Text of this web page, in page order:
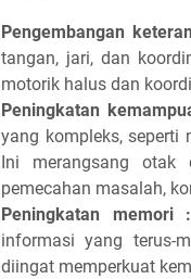
Pengembangan
tangan, jari, dan
motorik halus dan
Peningkatan
yang kompleks, seperti
Ini merangsang otak
pemecahan masalah,
Peningkatan memori :
informasi yang terus-
diingat memperkuat